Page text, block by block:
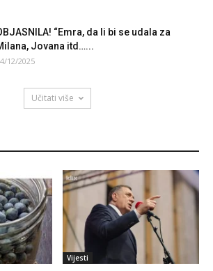
“Emra, da li bi se udala za
Jovana itd…...
12/2025
Učitati više
Vijesti